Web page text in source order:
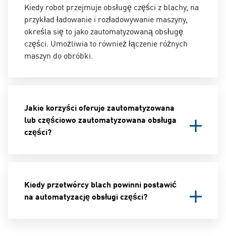
Kiedy robot przejmuje obsługę części z blachy, na
przykład ładowanie i rozładowywanie maszyny,
określa się to jako zautomatyzowaną obsługę
części. Umożliwia to również łączenie różnych
maszyn do obróbki.
Jakie korzyści oferuje zautomatyzowana
lub częściowo zautomatyzowana obsługa
części?
monotonne i wymagające fizycznie zadania. Z kolei
robotnicy wykwalifikowani mogą w tym czasie
Kiedy przetwórcy blach powinni postawić
na automatyzację obsługi części?